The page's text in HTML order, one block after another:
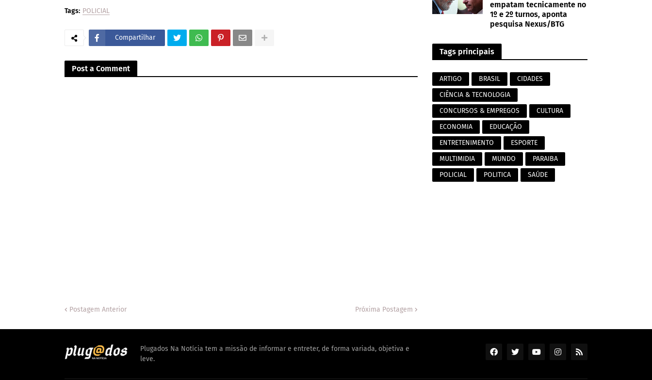
Tags: POLICIAL
Compartilhar
Post a Comment
Postagem Anterior Próxima Postagem
empatam tecnicamente no
1º e 2º turnos, aponta
pesquisa Nexus/BTG
Tags principais
ARTIGO BRASIL
CIDADES
CIÊNCIA & TECNOLOGIA
CONCURSOS & EMPREGOS
CULTURA
ECONOMIA
EDUCAÇÃO
ENTRETENIMENTO
ESPORTE
MULTIMIDIA
MUNDO
PARAIBA
POLICIAL
POLITICA SAÚDE
Plugados Na Notícia tem a missão de informar e entreter, de forma variada, objetiva e
leve.